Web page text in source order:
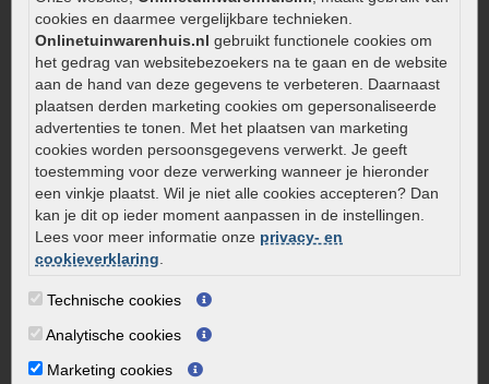
cookies en daarmee vergelijkbare technieken.
Onlinetuinwarenhuis.nl gebruikt functionele cookies om
het gedrag van websitebezoekers na te gaan en de website
aan de hand van deze gegevens te verbeteren. Daarnaast
plaatsen derden marketing cookies om gepersonaliseerde
advertenties te tonen. Met het plaatsen van marketing
cookies worden persoonsgegevens verwerkt. Je geeft
toestemming voor deze verwerking wanneer je hieronder
een vinkje plaatst. Wil je niet alle cookies accepteren? Dan
kan je dit op ieder moment aanpassen in de instellingen.
Lees voor meer informatie onze privacy- en
cookieverklaring.
Technische cookies
Analytische cookies
Marketing cookies
Aanlegtips voor gebakken bestrating
Zelf een terras aanleggen
Kleine stadstuin inrichten
0320 – 219170
Kaapstanderweg 41
8243 RB Lelystad
info@onlinetuinwarenhuis.nl
Routebeschrijving
Openingstijden
Maandag
Dinsdag
Woensdag